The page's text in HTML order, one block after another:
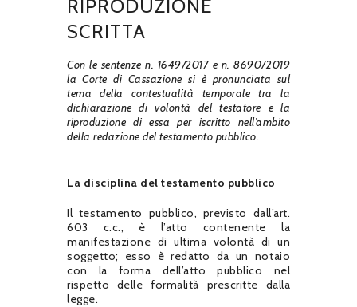
RIPRODUZIONE
SCRITTA
Con le sentenze n. 1649/2017 e n. 8690/2019
la Corte di Cassazione si è pronunciata sul
tema della contestualità temporale tra la
dichiarazione di volontà del testatore e la
riproduzione di essa per iscritto nell’ambito
della redazione del testamento pubblico.
La disciplina del testamento pubblico
Il testamento pubblico, previsto dall’art.
603 c.c., è l’atto contenente la
manifestazione di ultima volontà di un
soggetto; esso è redatto da un notaio
con la forma dell’atto pubblico nel
rispetto delle formalità prescritte dalla
legge.